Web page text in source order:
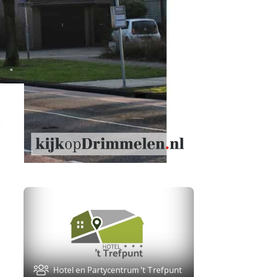
Hotel en Partycentrum ’t Trefpunt